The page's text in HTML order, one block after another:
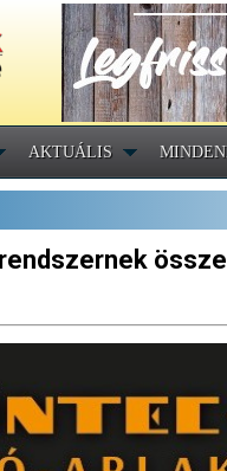
AKTUÁLIS